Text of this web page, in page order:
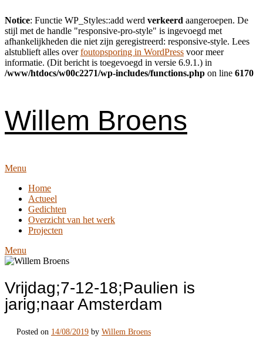
Notice: Functie WP_Styles::add werd verkeerd aangeroepen. De
stijl met de handle "responsive-pro-style" is ingevoegd met
afhankelijkheden die niet zijn geregistreerd: responsive-style. Lees
alstublieft alles overfoutopsporing in WordPress voor meer
informatie. (Dit bericht is toegevoegd in versie 6.9.1.) in
/www/htdocs/w00c2271/wp-includes/functions.php on line 6170
Willem Broens
Menu
Home
Actueel
Gedichten
Overzicht van het werk
Projecten
Menu
Vrijdag;7-12-18;Paulien is
jarig;naar Amsterdam
Posted on 14/08/2019 by Willem Broens